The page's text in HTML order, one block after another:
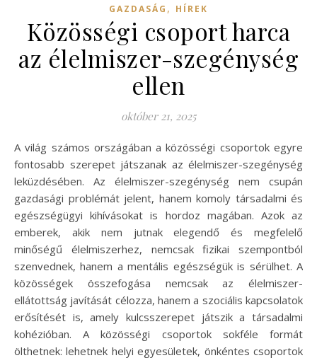
GAZDASÁG , HÍREK
Közösségi csoport harca
az élelmiszer-szegénység
ellen
október 21, 2025
A világ számos országában a közösségi csoportok egyre
fontosabb szerepet játszanak az élelmiszer-szegénység
leküzdésében. Az élelmiszer-szegénység nem csupán
gazdasági problémát jelent, hanem komoly társadalmi és
egészségügyi kihívásokat is hordoz magában. Azok az
emberek, akik nem jutnak elegendő és megfelelő
minőségű élelmiszerhez, nemcsak fizikai szempontból
szenvednek, hanem a mentális egészségük is sérülhet. A
közösségek összefogása nemcsak az élelmiszer-
ellátottság javítását célozza, hanem a szociális kapcsolatok
erősítését is, amely kulcsszerepet játszik a társadalmi
kohézióban. A közösségi csoportok sokféle formát
ölthetnek: lehetnek helyi egyesületek, önkéntes csoportok